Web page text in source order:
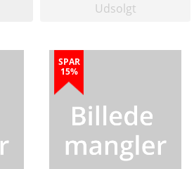
Udsolgt
SPAR
15%